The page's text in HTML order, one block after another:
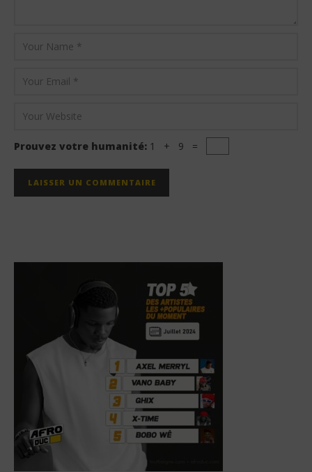
Prouvez votre humanité: 1 + 9 =